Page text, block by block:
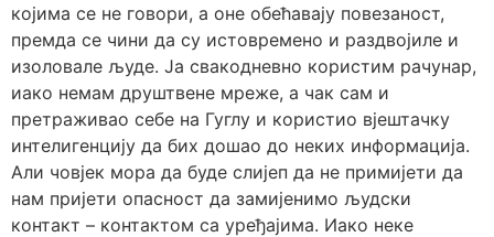
којима се не говори, а оне обећавају повезаност,
премда се чини да су истовремено и раздвојиле и
изоловале људе. Ја свакодневно користим рачунар,
иако немам друштвене мреже, а чак сам и
претраживао себе на Гуглу и користио вјештачку
интелигенцију да бих дошао до неких информација.
Али човјек мора да буде слијеп да не примијети да
нам пријети опасност да замијенимо људски
контакт – контактом са уређајима. Иако неке